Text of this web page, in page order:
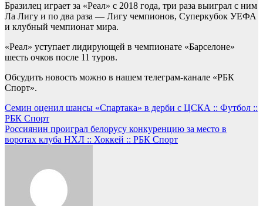
Бразилец играет за «Реал» с 2018 года, три раза выиграл с ним
Ла Лигу и по два раза — Лигу чемпионов, Суперкубок УЕФА
и клубный чемпионат мира.
«Реал» уступает лидирующей в чемпионате «Барселоне»
шесть очков после 11 туров.
Обсудить новость можно в нашем телеграм-канале «РБК
Спорт».
Навигация
по
записям
Семин оценил шансы «Спартака» в дерби с ЦСКА :: Футбол ::
РБК Спорт
Россиянин проиграл белорусу конкуренцию за место в
воротах клуба НХЛ :: Хоккей :: РБК Спорт